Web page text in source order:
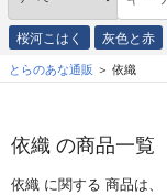
桜河こはく 灰色と赤
とらのあな通販 依織
依織 の商品一覧
依織 に関する 商品は、